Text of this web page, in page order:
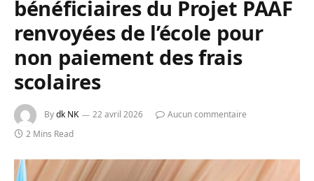
bénéficiaires du Projet PAAF
renvoyées de l’école pour
non paiement des frais
scolaires
Bydk NK 22 avril 2026
Aucun commentaire
2 Mins Read